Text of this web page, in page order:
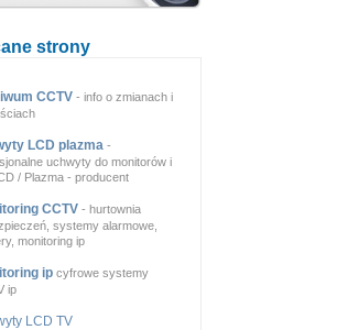
strony
CCTV - info o zmianach i
LCD plazma -
uchwyty do monitorów i
/ Plazma - producent
CCTV - hurtownia
systemy alarmowe,
monitoring ip
ip cyfrowe systemy
ip
LCD TV